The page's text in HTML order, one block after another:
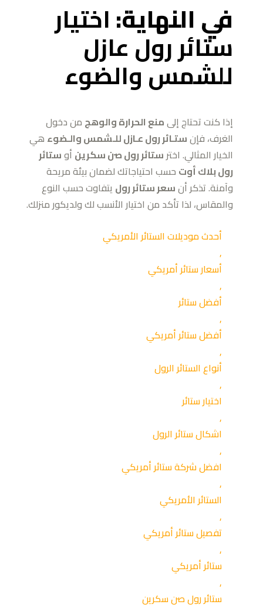
في النهاية:اختيار
ستائر رول عازل
للشمس والضوء
إذا كنت تحتاج إلىمنع الحرارة والوهج من دخول
الغرف، فإنستـائر رول عـازل للـشمس والـضوء هي
الخيار المثالي. اختر ستائر رول صن سكرين أوستائر
رول بلاك أوت حسب احتياجاتك لضمان بيئة مريحة
وآمنة. تذكر أنسعر ستائر رول يتفاوت حسب النوع
والمقاس، لذا تأكد من اختيار الأنسب لك ولديكور منزلك.
أحدث موديلات الستائر الأمريكي
,
أسعار ستائر أمريكي
,
أفضل ستائر
,
أفضل ستائر أمريكي
,
أنواع الستائر الرول
,
اختيار ستائر
,
اشكال ستائر الرول
,
افضل شركة ستائر أمريكي
,
الستائر الأمريكي
,
تفصيل ستائر أمريكي
,
ستائر أمريكي
,
ستائر رول صن سكرين